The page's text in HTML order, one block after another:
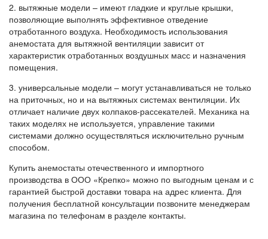
2. вытяжные модели – имеют гладкие и круглые крышки,
позволяющие выполнять эффективное отведение
отработанного воздуха. Необходимость использования
анемостата для вытяжной вентиляции зависит от
характеристик отработанных воздушных масс и назначения
помещения.
3. универсальные модели – могут устанавливаться не только
на приточных, но и на вытяжных системах вентиляции. Их
отличает наличие двух колпаков-рассекателей. Механика на
таких моделях не используется, управление такими
системами должно осуществляться исключительно ручным
способом.
Купить анемостаты отечественного и импортного
производства в ООО «Крепко» можно по выгодным ценам и с
гарантией быстрой доставки товара на адрес клиента. Для
получения бесплатной консультации позвоните менеджерам
магазина по телефонам в разделе контакты.